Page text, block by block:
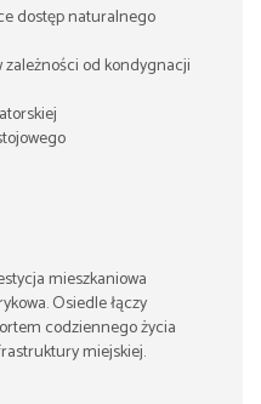
dostęp naturalnego
od kondygnacji
mieszkaniowa
Osiedle łączy
codziennego życia
miejskiej.